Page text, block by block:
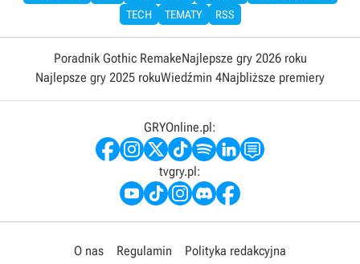
TECH
TEMATY RSS
Poradnik Gothic RemakeNajlepsze gry 2026 roku
Najlepsze gry 2025 rokuWiedźmin 4Najbliższe premiery
GRYOnline.pl:
tvgry.pl:
O nas Regulamin Polityka redakcyjna